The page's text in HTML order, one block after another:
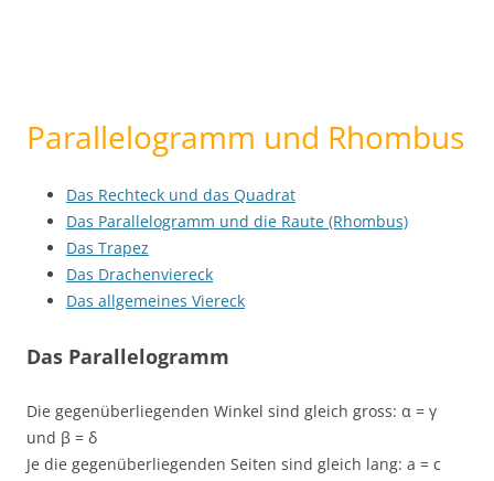
Parallelogramm und Rhombus
Das Rechteck und das Quadrat
Das Parallelogramm und die Raute (Rhombus)
Das Trapez
Das Drachenviereck
Das allgemeines Viereck
Das Parallelogramm
Die gegenüberliegenden Winkel sind gleich gross: α = γ
und β = δ
Je die gegenüberliegenden Seiten sind gleich lang: a = c